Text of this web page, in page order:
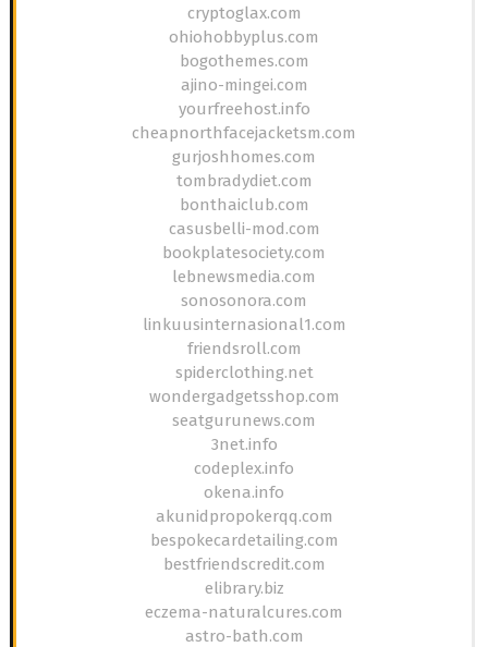
cryptoglax.com
ohiohobbyplus.com
bogothemes.com
ajino-mingei.com
yourfreehost.info
cheapnorthfacejacketsm.com
gurjoshhomes.com
tombradydiet.com
bonthaiclub.com
casusbelli-mod.com
bookplatesociety.com
lebnewsmedia.com
sonosonora.com
linkuusinternasional1.com
friendsroll.com
spiderclothing.net
wondergadgetsshop.com
seatgurunews.com
3net.info
codeplex.info
okena.info
akunidpropokerqq.com
bespokecardetailing.com
bestfriendscredit.com
elibrary.biz
eczema-naturalcures.com
astro-bath.com